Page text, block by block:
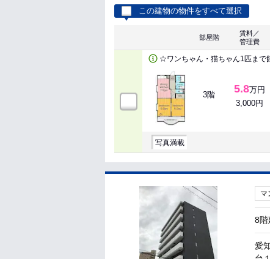
この建物の物件をすべて選択
部屋階
賃料／
管理費
☆ワンちゃん・猫ちゃん1匹まで
3階 5.8万円
3,000円
写真満載
マ
8階
愛